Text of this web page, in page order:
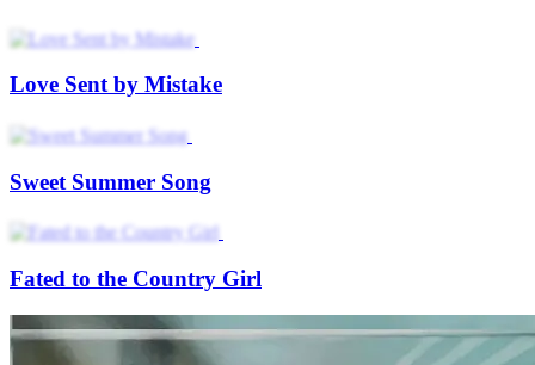
Love Sent by Mistake
Sweet Summer Song
Fated to the Country Girl